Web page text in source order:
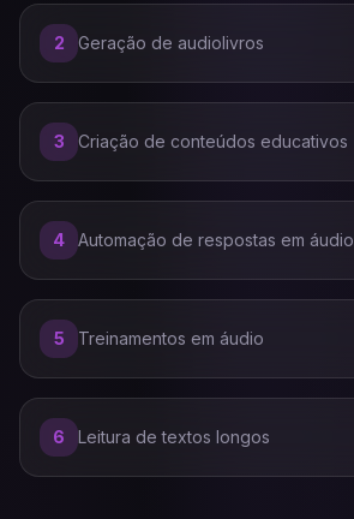
2 Geração de audiolivros
3 Criação de conteúdos educativos
4 Automação de respostas em áudio
5 Treinamentos em áudio
6 Leitura de textos longos